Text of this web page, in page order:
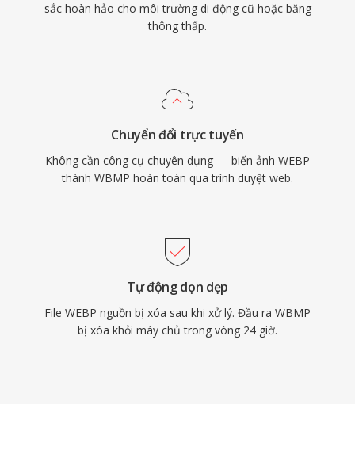
sắc hoàn hảo cho môi trường di động cũ hoặc băng
thông thấp.
Chuyển đổi trực tuyến
Không cần công cụ chuyên dụng — biến ảnh WEBP
thành WBMP hoàn toàn qua trình duyệt web.
Tự động dọn dẹp
File WEBP nguồn bị xóa sau khi xử lý. Đầu ra WBMP
bị xóa khỏi máy chủ trong vòng 24 giờ.